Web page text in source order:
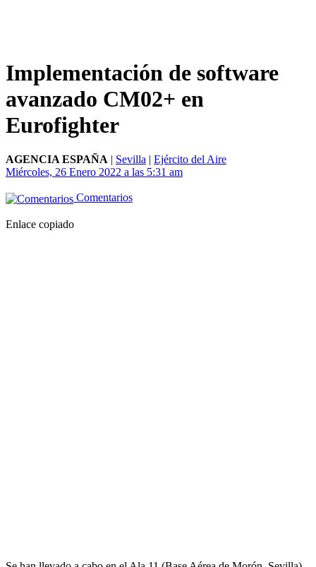
Implementación de software
avanzado CM02+ en
Eurofighter
AGENCIA ESPAÑA | Sevilla | Ejército del Aire
Miércoles, 26 Enero 2022 a las 5:31 am
Comentarios
Enlace copiado